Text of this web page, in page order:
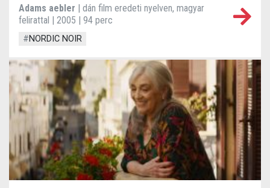
Adams aebler | dán film eredeti nyelven, magyar
felirattal | 2005 | 94 perc
#NORDIC NOIR